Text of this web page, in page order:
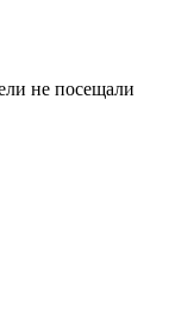
не посещали